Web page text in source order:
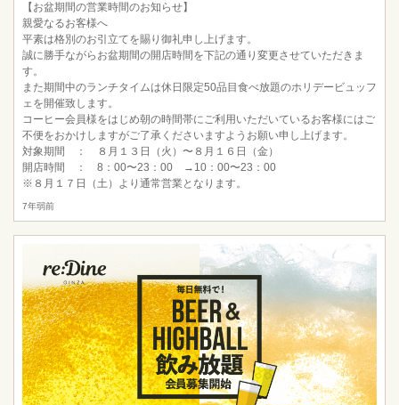
【お盆期間の営業時間のお知らせ】
親愛なるお客様へ
平素は格別のお引立てを賜り御礼申し上げます。
誠に勝手ながらお盆期間の開店時間を下記の通り変更させていただきま
す。
また期間中のランチタイムは休日限定50品目食べ放題のホリデービュッフ
ェを開催致します。
コーヒー会員様をはじめ朝の時間帯にご利用いただいているお客様にはご
不便をおかけしますがご了承くださいますようお願い申し上げます。
対象期間 ： ８月１３日（火）〜８月１６日（金）
開店時間 ： 8：00〜23：00 →10：00〜23：00
※８月１７日（土）より通常営業となります。
7年弱前